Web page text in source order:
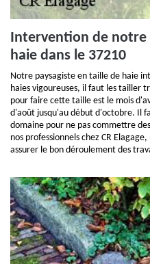
Intervention de notre
haie dans le 37210
Notre paysagiste en taille de haie
haies vigoureuses, il faut les tailler
pour faire cette taille est le mois
d'août jusqu'au début d'octobre. Il
domaine pour ne pas commettre
nos professionnels chez CR
assurer le bon déroulement des